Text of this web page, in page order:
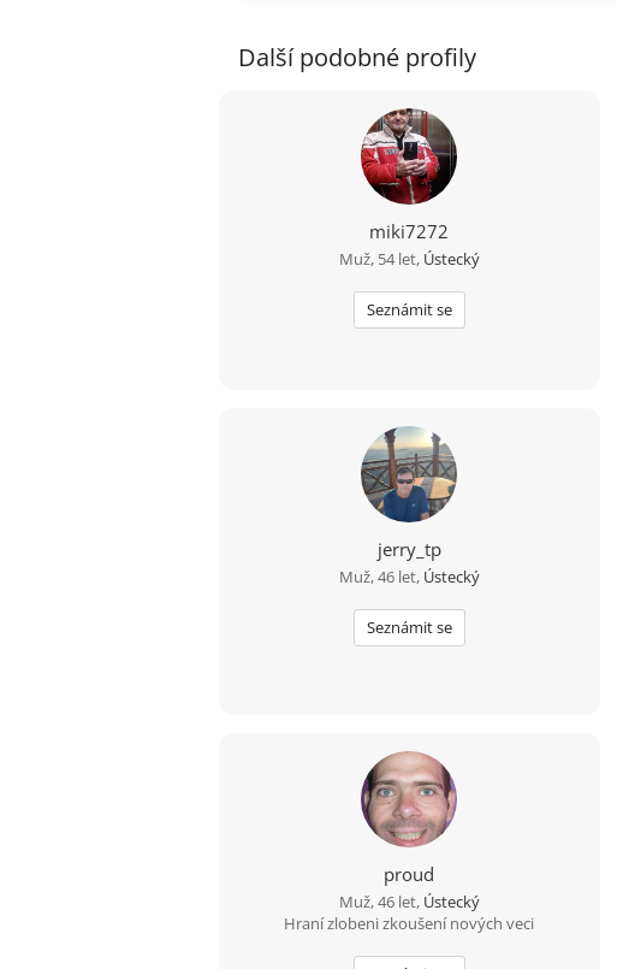
Další podobné profily
miki7272
Muž, 54 let, Ústecký
Seznámit se
jerry_tp
Muž, 46 let, Ústecký
Seznámit se
proud
Muž, 46 let, Ústecký
Hraní zlobeni zkoušení nových veci